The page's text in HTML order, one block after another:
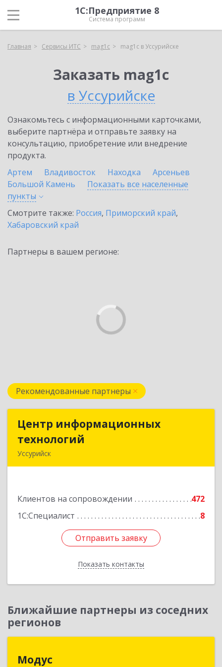
1С:Предприятие 8
Система программ
Главная Сервисы ИТС mag1c mag1c в Уссурийске
Заказать mag1c
в Уссурийске
Ознакомьтесь с информационными карточками,
выберите партнёра и отправьте заявку на
консультацию, приобретение или внедрение
продукта.
Артем
Владивосток Находка
Арсеньев
Большой Камень
Показать все населенные
пункты
Смотрите также: Россия, Приморский край,
Хабаровский край
Партнеры в вашем регионе:
Рекомендованные партнеры
Центр информационных
технологий
Уссурийск
Клиентов на сопровождении
472
1С:Специалист
8
Отправить заявку
Показать контакты
Центр информационных
Подробнее
Отправить заявку
Назад
Ближайшие партнеры из соседних
регионов
Модус